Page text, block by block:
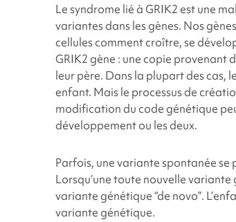
Lesyndrome lié à GRIK2est une
variantes dans les gènes. Nos
cellules comment croître, se
GRIK2 gène : une copie provenant
leur père. Dans la plupart des cas,
enfant. Mais le processus de
modification du code génétique
développement ou les deux.
Parfois, une variante spontanée se
Lorsqu’une toute nouvelle
variante génétique “de novo”.
variante génétique.